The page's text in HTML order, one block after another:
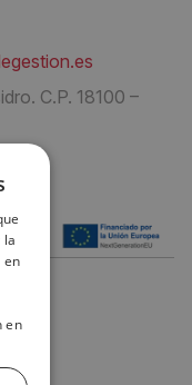
C.P. 18100 –
la
en
en